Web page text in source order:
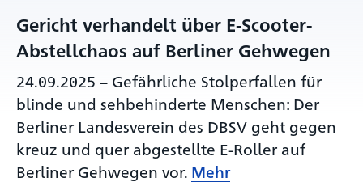
Gericht verhandelt über E-Scooter-
Abstellchaos auf Berliner Gehwegen
24.09.2025 – Gefährliche Stolperfallen für
blinde und sehbehinderte Menschen: Der
Berliner Landesverein des DBSV geht gegen
kreuz und quer abgestellte E-Roller auf
Berliner Gehwegen vor. Mehr